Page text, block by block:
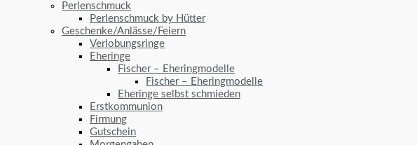
Perlenschmuck
Perlenschmuck by Hütter
Geschenke/Anlässe/Feiern
Verlobungsringe
Eheringe
Fischer – Eheringmodelle
Fischer – Eheringmodelle
Eheringe selbst schmieden
Erstkommunion
Firmung
Gutschein